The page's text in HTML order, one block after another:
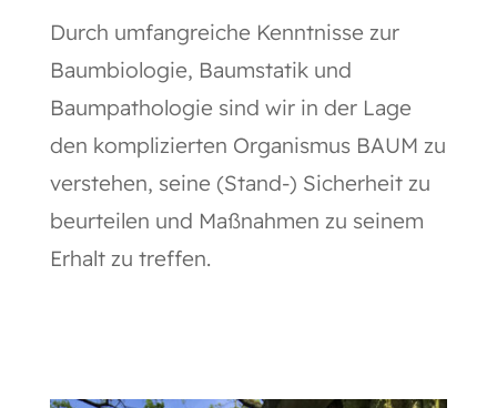
Durch umfangreiche Kenntnisse zur
Baumbiologie, Baumstatik und
Baumpathologie sind wir in der Lage
den komplizierten Organismus BAUM zu
verstehen, seine (Stand-) Sicherheit zu
beurteilen und Maßnahmen zu seinem
Erhalt zu treffen.